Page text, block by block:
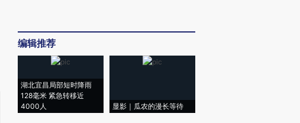
编辑推荐
湖北宜昌局部短时降雨
128毫米 紧急转移近
4000人
显影｜瓜农的漫长等待